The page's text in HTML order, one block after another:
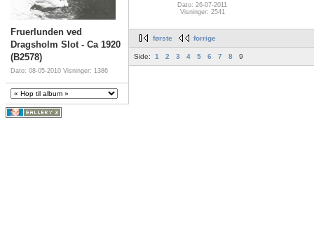
Fruerlunden ved
Dragsholm Slot - Ca 1920
(B2578)
Dato: 08-05-2010 Visninger: 1386
Dato: 26-07-2011
Visninger: 2541
første forrige
Side: 1 2 3 4 5 6 7 8 9